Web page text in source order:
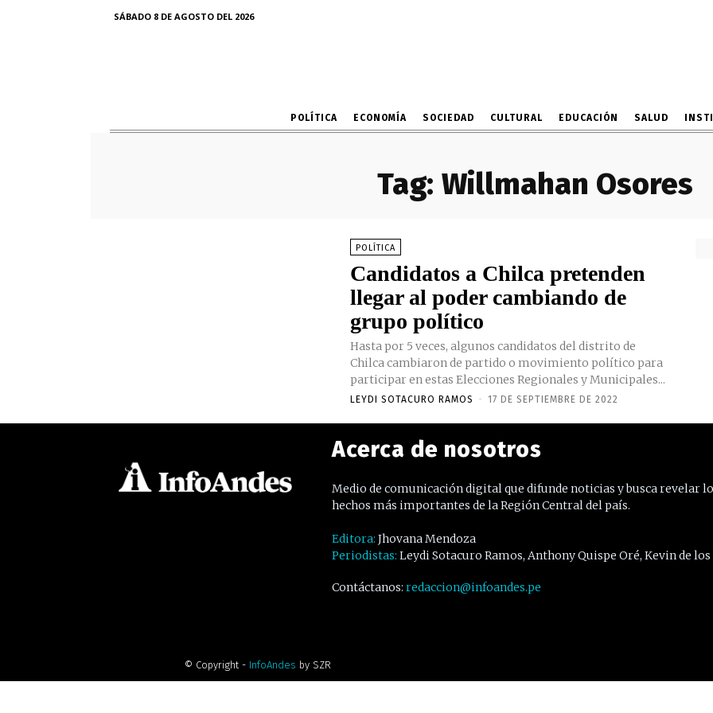
SÁBADO 8 DE AGOSTO DEL 2026
POLÍTICA ECONOMÍA SOCIEDAD CULTURAL EDUCACIÓN SALUD
Tag: Willmahan Osores
POLÍTICA
Candidatos a Chilca pretenden
llegar al poder cambiando de
grupo político
Hasta por 5 veces, algunos candidatos del distrito de
Chilca cambiaron de partido o movimiento político para
participar en estas Elecciones Regionales y Municipales...
LEYDI SOTACURO RAMOS - 17 DE SEPTIEMBRE DE 2022
Acerca de nosotros
Medio de comunicación digital que difunde noticias y busca revelar
hechos más importantes de la Región Central del país.
Editora: Jhovana Mendoza
Periodistas: Leydi Sotacuro Ramos, Anthony Quispe Oré, Kevin de los
Contáctanos: redaccion@infoandes.pe
© Copyright - InfoAndes by SZR